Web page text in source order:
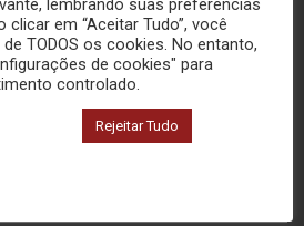
6476
em “Aceitar Tudo”, você
TODOS os cookies. No entanto,
de cookies" para
controlado.
Rejeitar Tudo